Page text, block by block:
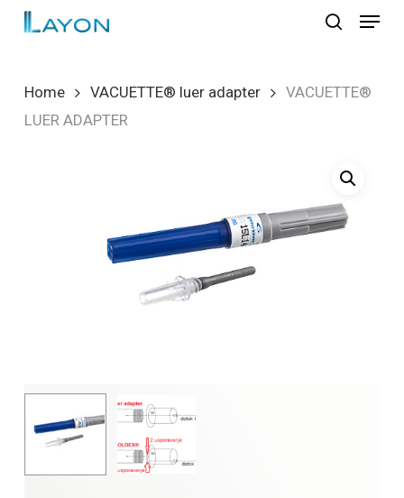
Skip
Menu
Home VACUETTE® luer adapter
VACUETTE®
LUER ADAPTER